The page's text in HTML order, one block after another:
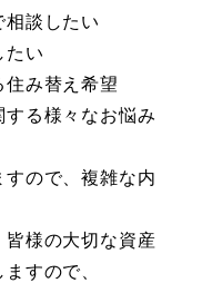
談したい
たい
み替え希望
る様々なお悩み
ので、複雑な内
皆様の大切な資産
すので、